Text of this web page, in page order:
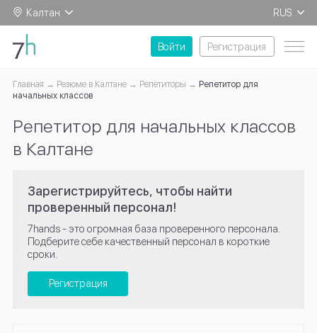
Калтан
RUS
EN
Войти
Регистрация
Главная Резюме в Калтане Репетиторы
Репетитор для
начальных классов
Репетитор для начальных классов
в Калтане
Зарегистрируйтесь, чтобы найти
проверенный персонал!
7hands - это огромная база проверенного персонала.
Подберите себе качественный персонал в короткие
сроки.
Регистрация